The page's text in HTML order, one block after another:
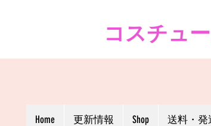
コスチュ
Home 更新情報 Shop 送料・発